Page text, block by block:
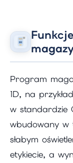
Program
1D, na
w standardzie
wbudowany w
słabym
etykiecie, a